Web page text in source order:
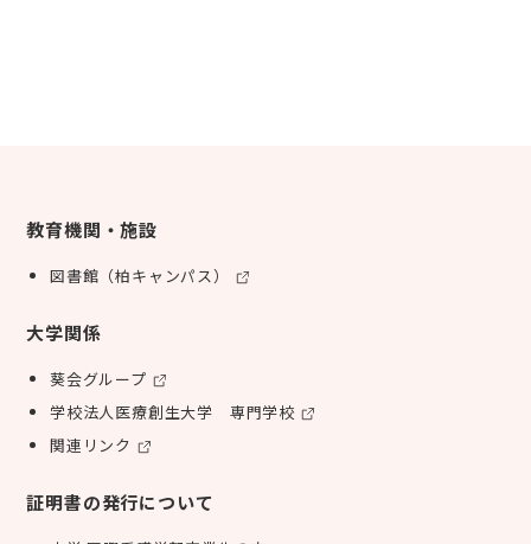
教育機関・施設
図書館（柏キャンパス）
大学関係
葵会グループ
学校法人医療創生大学 専門学校
関連リンク
証明書の発行について